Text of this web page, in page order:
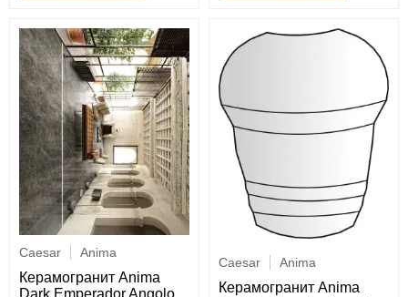
Caesar Anima
Керамогранит Anima
Dark Emperador Angolo
Caesar Anima
Керамогранит Anima